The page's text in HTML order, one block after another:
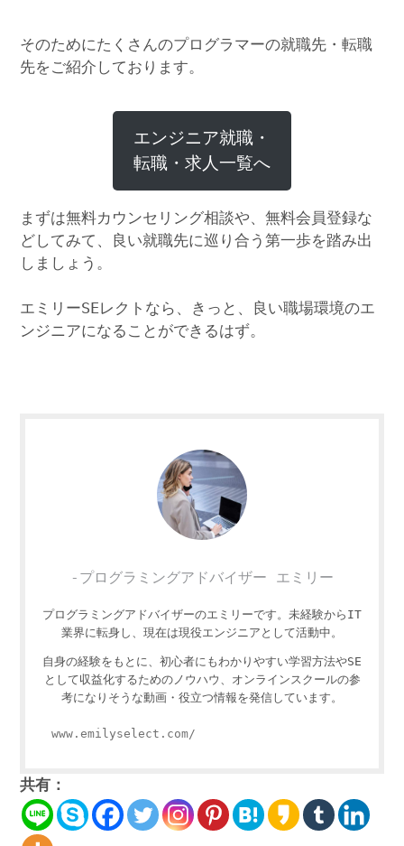
そのためにたくさんのプログラマーの就職先・転職
先をご紹介しております。
エンジニア就職・
転職・求人一覧へ
まずは無料カウンセリング相談や、無料会員登録な
どしてみて、良い就職先に巡り合う第一歩を踏み出
しましょう。
エミリーSEレクトなら、きっと、良い職場環境のエ
ンジニアになることができるはず。
-プログラミングアドバイザー エミリー
プログラミングアドバイザーのエミリーです。未経験からIT
業界に転身し、現在は現役エンジニアとして活動中。
自身の経験をもとに、初心者にもわかりやすい学習方法やSE
として収益化するためのノウハウ、オンラインスクールの参
考になりそうな動画・役立つ情報を発信しています。
www.emilyselect.com/
共有：